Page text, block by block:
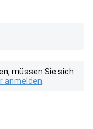
müssen Sie sich
anmelden